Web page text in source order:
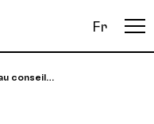
Fr
conseil…